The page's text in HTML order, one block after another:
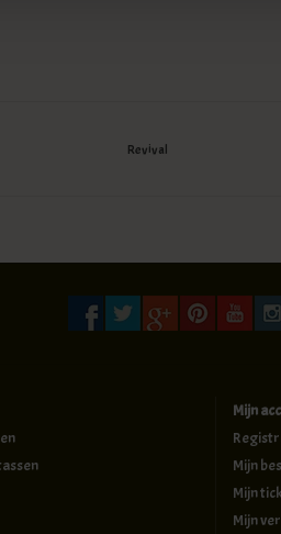
Revival
Mijn
Mijn
Mijn
Mijn